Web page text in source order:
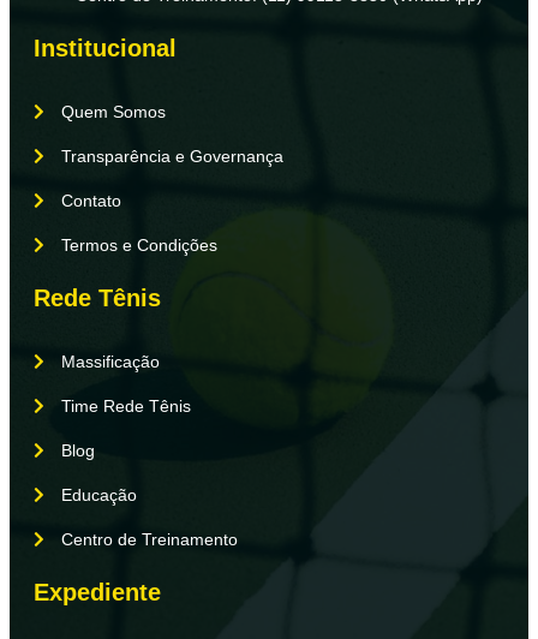
Institucional
Quem Somos
Transparência e Governança
Contato
Termos e Condições
Rede Tênis
Massificação
Time Rede Tênis
Blog
Educação
Centro de Treinamento
Expediente